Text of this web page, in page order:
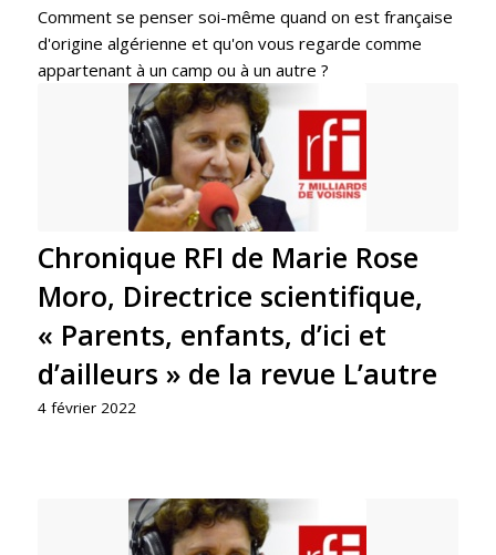
Comment se penser soi-même quand on est française
d'origine algérienne et qu'on vous regarde comme
appartenant à un camp ou à un autre ?
Chronique RFI de Marie Rose
Moro, Directrice scientifique,
« Parents, enfants, d’ici et
d’ailleurs » de la revue L’autre
4 février 2022